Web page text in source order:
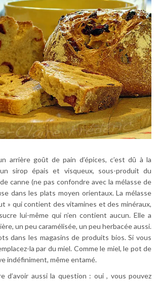
arrière goût de pain d’épices, c’est dû à la
sirop épais et visqueux, sous-produit du
canne (ne pas confondre avec la mélasse de
dans les plats moyen orientaux. La mélasse
» qui contient des vitamines et des minéraux,
lui-même qui n’en contient aucun. Elle a
un peu caramélisée, un peu herbacée aussi.
dans les magasins de produits bios. Si vous
la par du miel. Comme le miel, le pot de
indéfiniment, même entamé.
d’avoir aussi la question : oui , vous pouvez